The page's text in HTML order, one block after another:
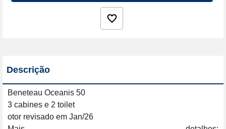
Descrição
Beneteau Oceanis 50
3 cabines e 2 toilet
otor revisado em Jan/26